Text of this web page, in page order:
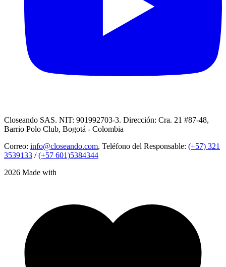
Closeando SAS. NIT: 901992703-3. Dirección: Cra. 21 #87-48,
Barrio Polo Club, Bogotá - Colombia
Correo: info@closeando.com, Teléfono del Responsable: (+57) 321
3539133 /(+57 601)5384344
2026 Made with